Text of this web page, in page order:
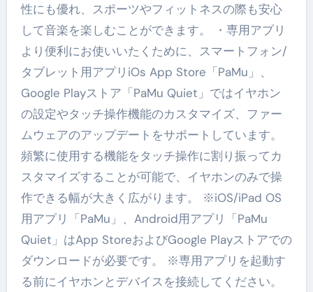
性にも優れ、スポーツやフィットネスの際も安心
して音楽を楽しむことができます。 ・専用アプリ
より便利にお使いいたくために、スマートフォン/
タブレット用アプリiOs App Store「PaMu」、
Google Playストア「PaMu Quiet」ではイヤホン
の設定やタッチ操作機能のカスタマイズ、ファー
ムウェアのアップデートをサポートしています。
頻繁に使用する機能をタッチ操作に割り振ってカ
スタマイズすることが可能で、イヤホンのみで操
作できる幅が大きく広がります。 ※iOS/iPad OS
用アプリ「PaMu」、Android用アプリ「PaMu
Quiet」はApp StoreおよびGoogle Playストアでの
ダウンロードが必要です。 ※専用アプリを起動す
る前にイヤホンとデバイスを接続してください。